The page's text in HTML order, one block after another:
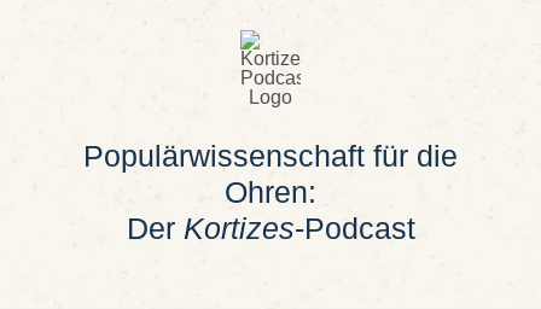
Impressum
Datenschutz
Populärwissenschaft für die
Ohren:
Der Kortizes-Podcast